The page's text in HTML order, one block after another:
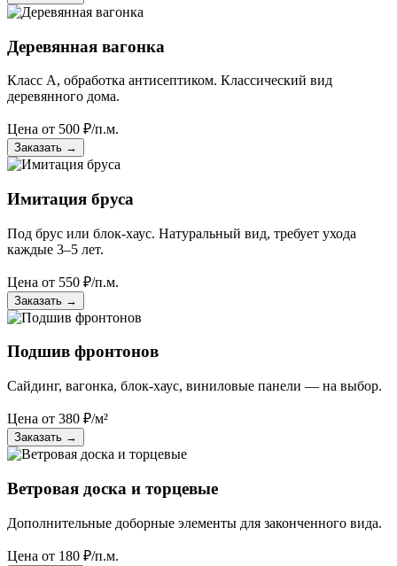
Деревянная вагонка
Класс А, обработка антисептиком. Классический вид
деревянного дома.
Цена от 500 ₽/п.м.
Заказать →
Имитация бруса
Под брус или блок-хаус. Натуральный вид, требует ухода
каждые 3–5 лет.
Цена от 550 ₽/п.м.
Заказать →
Подшив фронтонов
Сайдинг, вагонка, блок-хаус, виниловые панели — на выбор.
Цена от 380 ₽/м²
Заказать →
Ветровая доска и торцевые
Дополнительные доборные элементы для законченного вида.
Цена от 180 ₽/п.м.